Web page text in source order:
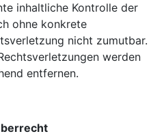
inhaltliche Kontrolle der
ohne konkrete
nicht zumutbar.
werden
entfernen.